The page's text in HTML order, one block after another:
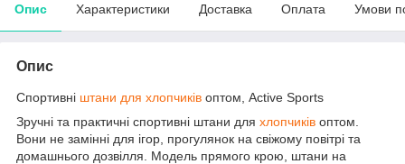
Опис Характеристики Доставка Оплата Умови
Опис
Спортивні штани для хлопчиків оптом, Active Sports
Зручні та практичні спортивні штани для хлопчиків оптом.
Вони не замінні для ігор, прогулянок на свіжому повітрі та
домашнього дозвілля. Модель прямого крою, штани на